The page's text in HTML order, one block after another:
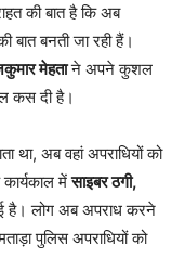
की बात है कि अब
बात बनती जा रही हैं।
मेहताने अपने कुशल
कस दी है।
था, अब वहां अपराधियों को
मेंसाइबर ठगी,
है। लोग अब अपराध करने
पुलिस अपराधियों को